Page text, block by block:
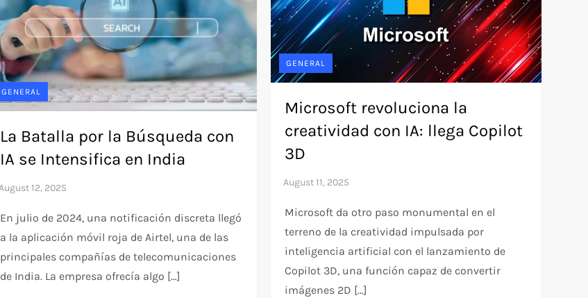
GENERAL
La Batalla por la Búsqueda con
IA se Intensifica en India
En julio de 2024, una notificación discreta llegó
a la aplicación móvil roja de Airtel, una de las
principales compañías de telecomunicaciones
de India. La empresa ofrecía algo […]
GENERAL
Microsoft revoluciona la
creatividad con IA: llega Copilot
3D
Microsoft da otro paso monumental en el
terreno de la creatividad impulsada por
inteligencia artificial con el lanzamiento de
Copilot 3D, una función capaz de convertir
imágenes 2D […]